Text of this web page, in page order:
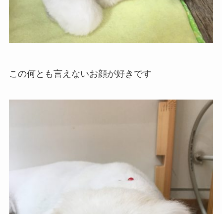
この何とも言えないお顔が好きです